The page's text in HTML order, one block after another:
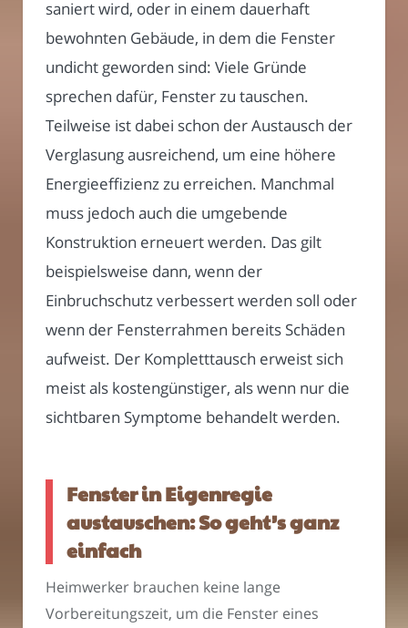
saniert wird, oder in einem dauerhaft
bewohnten Gebäude, in dem die Fenster
undicht geworden sind: Viele Gründe
sprechen dafür, Fenster zu tauschen.
Teilweise ist dabei schon der Austausch der
Verglasung ausreichend, um eine höhere
Energieeffizienz zu erreichen. Manchmal
muss jedoch auch die umgebende
Konstruktion erneuert werden. Das gilt
beispielsweise dann, wenn der
Einbruchschutz verbessert werden soll oder
wenn der Fensterrahmen bereits Schäden
aufweist. Der Kompletttausch erweist sich
meist als kostengünstiger, als wenn nur die
sichtbaren Symptome behandelt werden.
Fenster in Eigenregie
austauschen: So geht’s ganz
einfach
Heimwerker brauchen keine lange
Vorbereitungszeit, um die Fenster eines